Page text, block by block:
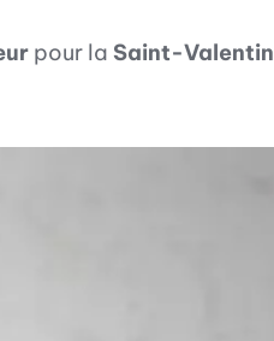
pour la Saint-Valentin